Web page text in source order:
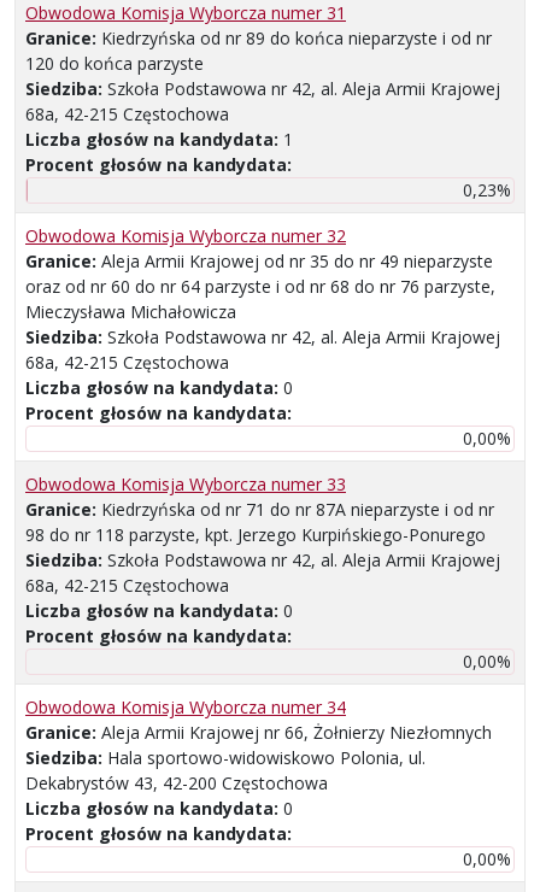
Obwodowa Komisja Wyborcza numer 31
Granice: Kiedrzyńska od nr 89 do końca nieparzyste i od nr
120 do końca parzyste
Siedziba: Szkoła Podstawowa nr 42, al. Aleja Armii Krajowej
68a, 42-215 Częstochowa
Liczba głosów na kandydata: 1
Procent głosów na kandydata:
0,23%
Obwodowa Komisja Wyborcza numer 32
Granice: Aleja Armii Krajowej od nr 35 do nr 49 nieparzyste
oraz od nr 60 do nr 64 parzyste i od nr 68 do nr 76 parzyste,
Mieczysława Michałowicza
Siedziba: Szkoła Podstawowa nr 42, al. Aleja Armii Krajowej
68a, 42-215 Częstochowa
Liczba głosów na kandydata: 0
Procent głosów na kandydata:
0,00%
Obwodowa Komisja Wyborcza numer 33
Granice: Kiedrzyńska od nr 71 do nr 87A nieparzyste i od nr
98 do nr 118 parzyste, kpt. Jerzego Kurpińskiego-Ponurego
Siedziba: Szkoła Podstawowa nr 42, al. Aleja Armii Krajowej
68a, 42-215 Częstochowa
Liczba głosów na kandydata: 0
Procent głosów na kandydata:
0,00%
Obwodowa Komisja Wyborcza numer 34
Granice: Aleja Armii Krajowej nr 66, Żołnierzy Niezłomnych
Siedziba: Hala sportowo-widowiskowo Polonia, ul.
Dekabrystów 43, 42-200 Częstochowa
Liczba głosów na kandydata: 0
Procent głosów na kandydata:
0,00%